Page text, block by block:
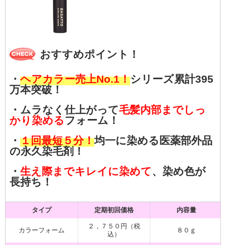
おすすめポイント！
・ ヘアカラー売上No.1！シリーズ累計395
万本突破！
・ムラなく仕上がって毛髪内部までしっ
かり染める フォーム！
・ １回最短５分！均一に染める医薬部外品
の永久染毛剤！
・ 生え際までキレイに染めて、染め色が
長持ち！
タイプ 定期初回価格 内容量
カラーフォーム
２，７５０円（税
込）
８０ｇ